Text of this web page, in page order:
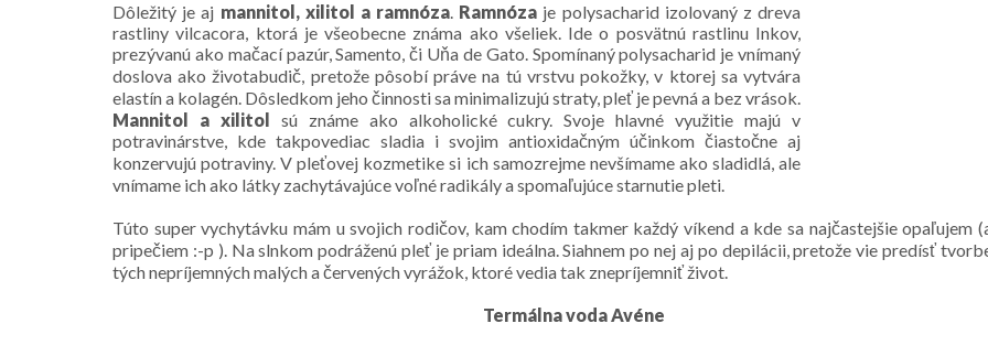
Dôležitý je aj mannitol, xilitol a ramnóza. Ramnóza je polysacharid izolovaný z dreva
rastliny vilcacora, ktorá je všeobecne známa ako všeliek. Ide o posvätnú rastlinu Inkov,
prezývanú ako mačací pazúr, Samento, či Uňa de Gato. Spomínaný polysacharid je vnímaný
doslova ako životabudič, pretože pôsobí práve na tú vrstvu pokožky, v ktorej sa vytvára
elastín a kolagén. Dôsledkom jeho činnosti sa minimalizujú straty, pleť je pevná a bez vrások.
Mannitol a xilitol sú známe ako alkoholické cukry. Svoje hlavné využitie majú v
potravinárstve, kde takpovediac sladia i svojim antioxidačným účinkom čiastočne aj
konzervujú potraviny. V pleťovej kozmetike si ich samozrejme nevšímame ako sladidlá, ale
vnímame ich ako látky zachytávajúce voľné radikály a spomaľujúce starnutie pleti.
Túto super vychytávku mám u svojich rodičov, kam chodím takmer každý víkend a kde sa najčastejšie opaľujem
pripečiem :-p ). Na slnkom podráženú pleť je priam ideálna. Siahnem po nej aj po depilácii, pretože vie predísť
tých nepríjemných malých a červených vyrážok, ktoré vedia tak znepríjemniť život.
Termálna voda Avéne